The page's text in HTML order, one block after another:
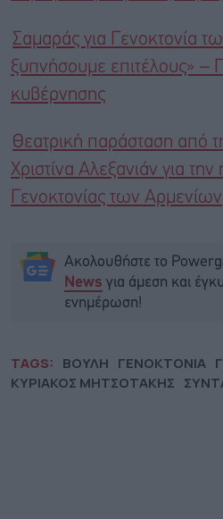
Σαμαράς για Γενοκτονία
ξυπνήσουμε επιτέλους» –
κυβέρνησης
Θεατρική παράσταση από
Χριστίνα Αλεξανιάν για
Γενοκτονίας των Αρμενίων
Ακολουθήστε το
News για άμεση και
ενημέρωση!
TAGS: ΒΟΥΛΗ ΓΕΝΟΚΤΟΝΙΑ
ΚΥΡΙΑΚΟΣ ΜΗΤΣΟΤΑΚΗΣ